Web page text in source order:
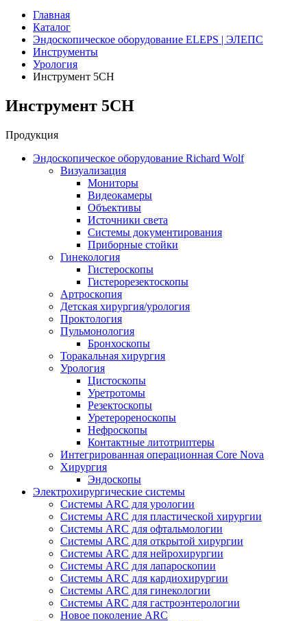
Главная
Каталог
Эндоскопическое оборудование ELEPS | ЭЛЕПС
Инструменты
Урология
Инструмент 5CH
Инструмент 5CH
Продукция
Эндоскопическое оборудование Richard Wolf
Визуализация
Мониторы
Видеокамеры
Объективы
Источники света
Системы документирования
Приборные стойки
Гинекология
Гистероскопы
Гистерорезектоскопы
Артроскопия
Детская хирургия/урология
Проктология
Пульмонология
Бронхоскопы
Торакальная хирургия
Урология
Цистоскопы
Уретротомы
Резектоскопы
Уретерореноскопы
Нефроскопы
Контактные литотриптеры
Интегрированная операционная Core Nova
Хирургия
Эндоскопы
Электрохирургические системы
Системы ARC для урологии
Системы ARC для пластической хирургии
Системы ARC для офтальмологии
Системы ARC для открытой хирургии
Системы ARC для нейрохирургии
Системы ARC для лапароскопии
Системы ARC для кардиохирургии
Системы ARC для гинекологии
Системы ARC для гастроэнтерологии
Новое поколение ARC